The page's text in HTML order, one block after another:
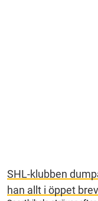
SHL-klubben
han allt i öppet